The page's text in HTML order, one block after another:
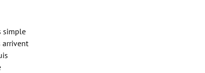
simple
arrivent